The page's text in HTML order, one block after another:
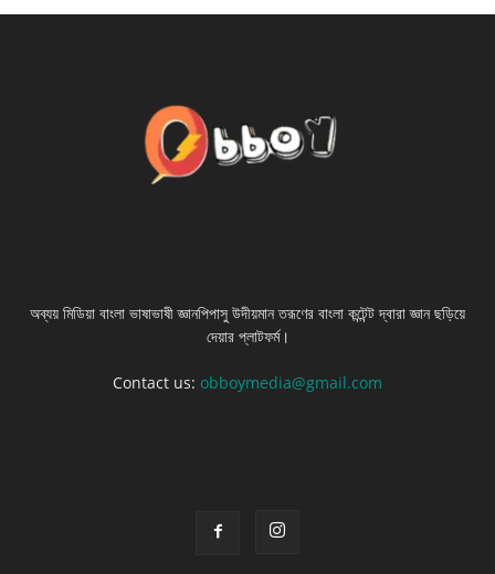
অব্যয় মিডিয়া বাংলা ভাষাভাষী জ্ঞানপিপাসু উদীয়মান তরূণের বাংলা কন্টেন্ট দ্বারা জ্ঞান ছড়িয়ে
দেয়ার প্লাটফর্ম।
Contact us: obboymedia@gmail.com